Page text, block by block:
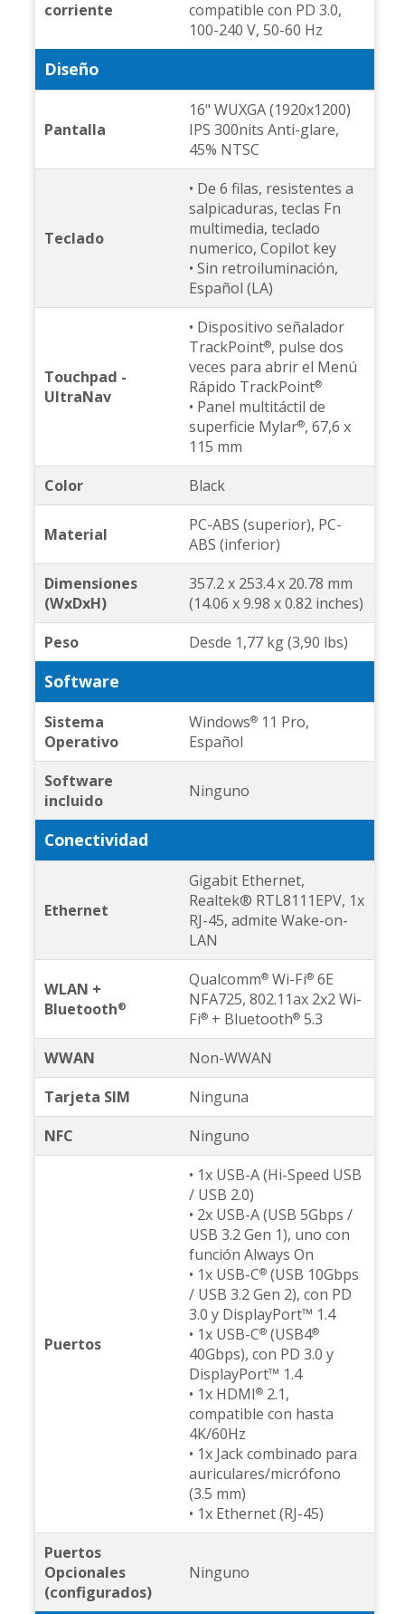
corriente
compatible con PD 3.0,
100-240 V, 50-60 Hz
Diseño
Pantalla
16" WUXGA (1920x1200)
IPS 300nits Anti-glare,
45% NTSC
Teclado
• De 6 filas, resistentes a
salpicaduras, teclas Fn
multimedia, teclado
numerico, Copilot key
• Sin retroiluminación,
Español (LA)
Touchpad -
UltraNav
• Dispositivo señalador
TrackPoint®, pulse dos
veces para abrir el Menú
Rápido TrackPoint®
• Panel multitáctil de
superficie Mylar®, 67,6 x
115 mm
Color
Black
Material
PC-ABS (superior), PC-
ABS (inferior)
Dimensiones
(WxDxH)
357.2 x 253.4 x 20.78 mm
(14.06 x 9.98 x 0.82 inches)
Peso
Desde 1,77 kg (3,90 lbs)
Software
Sistema
Operativo
Windows®11 Pro,
Español
Software
incluido
Ninguno
Conectividad
Ethernet
Gigabit Ethernet,
Realtek® RTL8111EPV, 1x
RJ-45, admite Wake-on-
LAN
WLAN +
Bluetooth®
Qualcomm®Wi-Fi®6E
NFA725, 802.11ax 2x2 Wi-
Fi®+ Bluetooth®5.3
WWAN
Non-WWAN
Tarjeta SIM
Ninguna
NFC
Ninguno
Puertos
• 1x USB-A (Hi-Speed USB
/ USB 2.0)
• 2x USB-A (USB 5Gbps /
USB 3.2 Gen 1), uno con
función Always On
• 1x USB-C®(USB 10Gbps
/ USB 3.2 Gen 2), con PD
3.0 y DisplayPort™ 1.4
• 1x USB-C®(USB4®
40Gbps), con PD 3.0 y
DisplayPort™ 1.4
• 1x HDMI®2.1,
compatible con hasta
4K/60Hz
• 1x Jack combinado para
auriculares/micrófono
(3.5 mm)
• 1x Ethernet (RJ-45)
Puertos
Opcionales
(configurados)
Ninguno